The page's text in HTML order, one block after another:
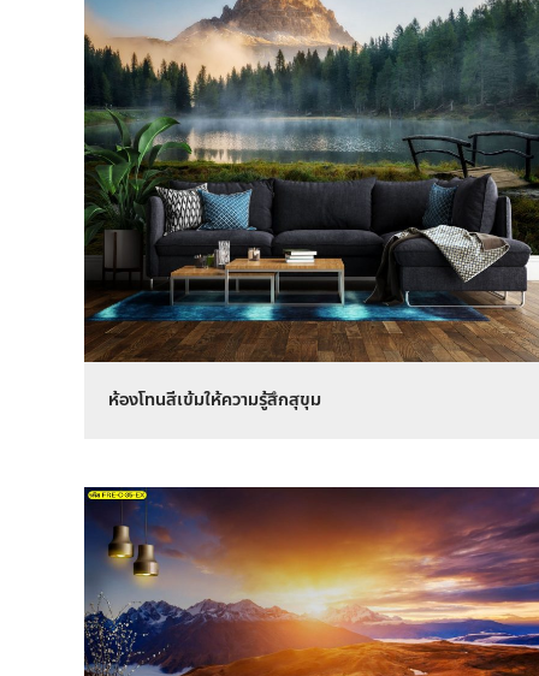
ห้องโทนสีเข้มให้ความรู้สึกสุขุม